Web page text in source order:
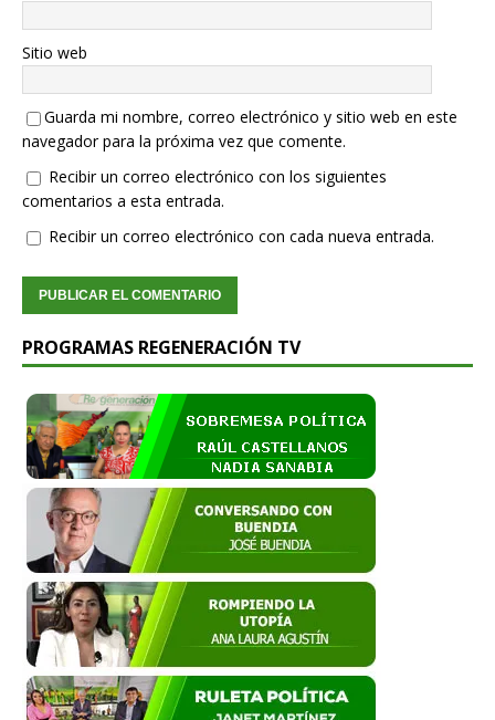
Sitio web
Guarda mi nombre, correo electrónico y sitio web en este
navegador para la próxima vez que comente.
Recibir un correo electrónico con los siguientes
comentarios a esta entrada.
Recibir un correo electrónico con cada nueva entrada.
PROGRAMAS REGENERACIÓN TV